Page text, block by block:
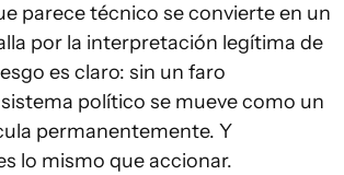
parece técnico se convierte en un
por la interpretación legítima de
es claro: sin un faro
político se mueve como un
permanentemente. Y
lo mismo que accionar.